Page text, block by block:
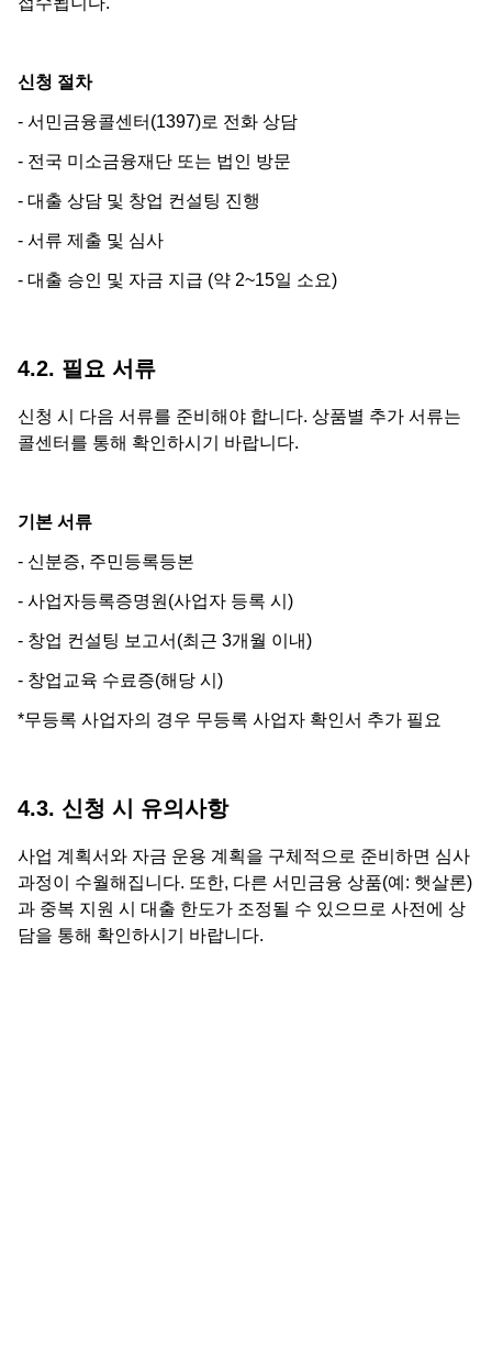
신청 절차
- 서민금융콜센터(1397)로 전화 상담
- 전국 미소금융재단 또는 법인 방문
- 대출 상담 및 창업 컨설팅 진행
- 서류 제출 및 심사
- 대출 승인 및 자금 지급 (약 2~15일 소요)
4.2. 필요 서류
신청 시 다음 서류를 준비해야 합니다. 상품별 추가 서류는
콜센터를 통해 확인하시기 바랍니다.
기본 서류
- 신분증, 주민등록등본
- 사업자등록증명원(사업자 등록 시)
- 창업 컨설팅 보고서(최근 3개월 이내)
- 창업교육 수료증(해당 시)
*무등록 사업자의 경우 무등록 사업자 확인서 추가 필요
4.3. 신청 시 유의사항
사업 계획서와 자금 운용 계획을 구체적으로 준비하면 심사
과정이 수월해집니다. 또한, 다른 서민금융 상품(예: 햇살론)
과 중복 지원 시 대출 한도가 조정될 수 있으므로 사전에 상
담을 통해 확인하시기 바랍니다.